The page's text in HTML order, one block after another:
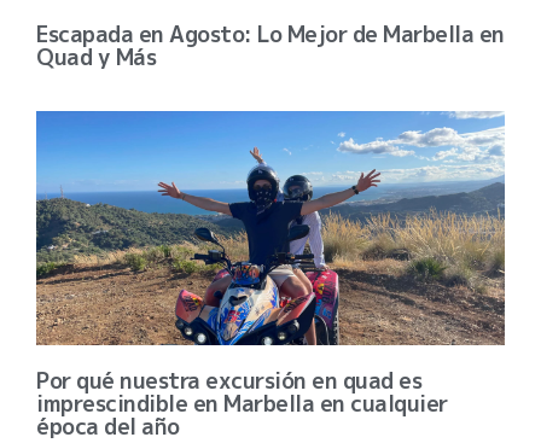
Escapada en Agosto: Lo Mejor de Marbella en
Quad y Más
Por qué nuestra excursión en quad es
imprescindible en Marbella en cualquier
época del año